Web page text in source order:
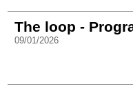
The loop -
09/01/2026